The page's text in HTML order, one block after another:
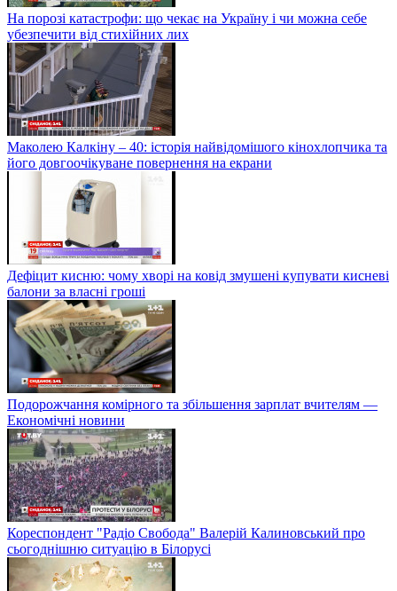
На порозі катастрофи: що чекає на Україну і чи можна себе
убезпечити від стихійних лих
Маколею Калкіну – 40: історія найвідомішого кінохлопчика та
його довгоочікуване повернення на екрани
Дефіцит кисню: чому хворі на ковід змушені купувати кисневі
балони за власні гроші
Подорожчання комірного та збільшення зарплат вчителям —
Економічні новини
Кореспондент "Радіо Свобода" Валерій Калиновський про
сьогоднішню ситуацію в Білорусі